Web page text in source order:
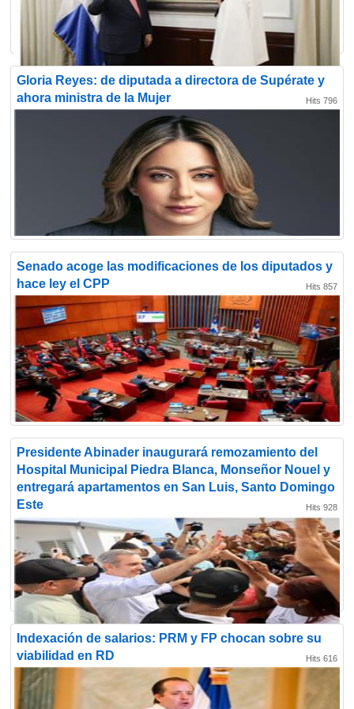
Gloria Reyes: de diputada a directora de Supérate y
ahora ministra de la Mujer
Hits 796
Senado acoge las modificaciones de los diputados y
hace ley el CPP
Hits 857
Presidente Abinader inaugurará remozamiento del
Hospital Municipal Piedra Blanca, Monseñor Nouel y
entregará apartamentos en San Luis, Santo Domingo
Este
Hits 928
Indexación de salarios: PRM y FP chocan sobre su
viabilidad en RD
Hits 616